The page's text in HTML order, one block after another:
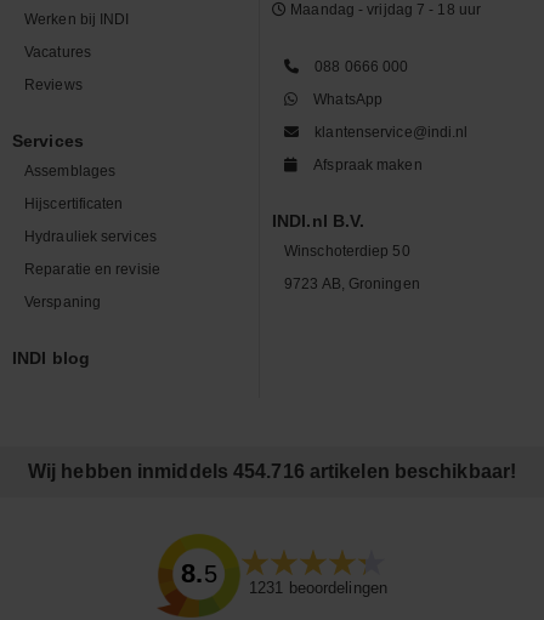
Werken bij INDI
Vacatures
Reviews
Services
Assemblages
Hijscertificaten
Hydrauliek services
Reparatie en revisie
Verspaning
INDI blog
Maandag - vrijdag 7 - 18 uur
088 0666 000
WhatsApp
klantenservice@indi.nl
Afspraak maken
INDI.nl B.V.
Winschoterdiep 50
9723 AB, Groningen
Wij hebben inmiddels 454.716 artikelen beschikbaar!
8.5
1231 beoordelingen